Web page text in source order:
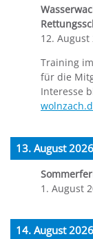
12. August
Training
für die
Interesse
13. August 2026
1. August
14. August 2026